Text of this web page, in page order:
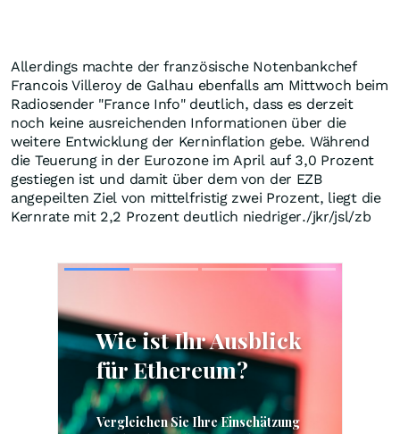
Allerdings machte der französische Notenbankchef
Francois Villeroy de Galhau ebenfalls am Mittwoch beim
Radiosender "France Info" deutlich, dass es derzeit
noch keine ausreichenden Informationen über die
weitere Entwicklung der Kerninflation gebe. Während
die Teuerung in der Eurozone im April auf 3,0 Prozent
gestiegen ist und damit über dem von der EZB
angepeilten Ziel von mittelfristig zwei Prozent, liegt die
Kernrate mit 2,2 Prozent deutlich niedriger./jkr/jsl/zb